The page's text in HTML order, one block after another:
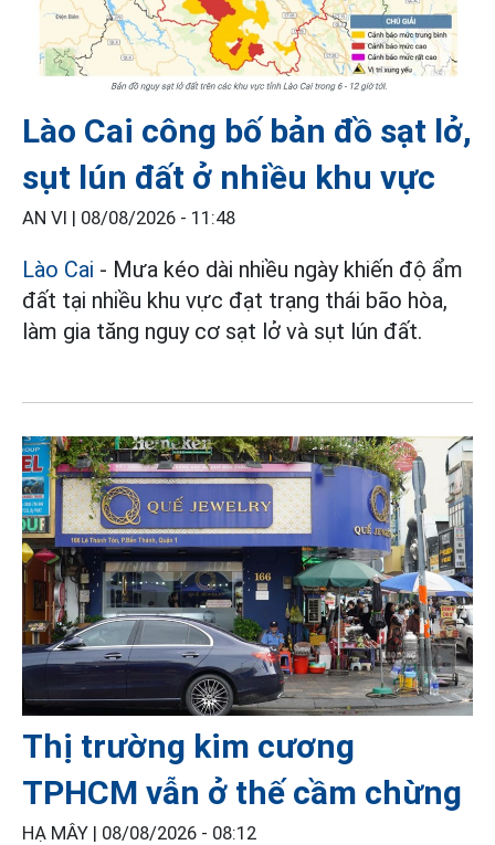
Lào Cai công bố bản đồ sạt lở,
sụt lún đất ở nhiều khu vực
AN VI | 08/08/2026 - 11:48
Lào Cai - Mưa kéo dài nhiều ngày khiến độ ẩm
đất tại nhiều khu vực đạt trạng thái bão hòa,
làm gia tăng nguy cơ sạt lở và sụt lún đất.
Thị trường kim cương
TPHCM vẫn ở thế cầm chừng
HẠ MÂY | 08/08/2026 - 08:12